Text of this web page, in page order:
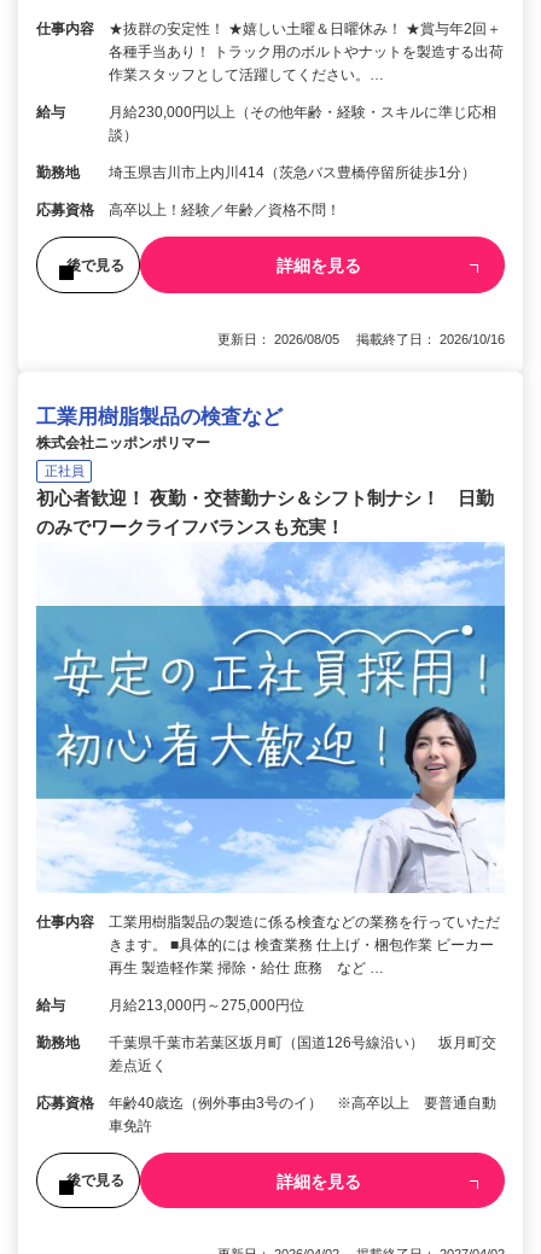
仕事内容
★抜群の安定性！ ★嬉しい土曜＆日曜休み！ ★賞与年2回＋
各種手当あり！ トラック用のボルトやナットを製造する出荷
作業スタッフとして活躍してください。…
給与
月給230,000円以上（その他年齢・経験・スキルに準じ応相
談）
勤務地 埼玉県吉川市上内川414（茨急バス豊橋停留所徒歩1分）
応募資格 高卒以上！経験／年齢／資格不問！
後で見る 詳細を見る
更新日： 2026/08/05 掲載終了日： 2026/10/16
工業用樹脂製品の検査など
株式会社ニッポンポリマー
正社員
初心者歓迎！ 夜勤・交替勤ナシ＆シフト制ナシ！ 日勤
のみでワークライフバランスも充実！
仕事内容
工業用樹脂製品の製造に係る検査などの業務を行っていただ
きます。 ■具体的には 検査業務 仕上げ・梱包作業 ビーカー
再生 製造軽作業 掃除・給仕 庶務 など …
給与 月給213,000円～275,000円位
勤務地
千葉県千葉市若葉区坂月町（国道126号線沿い） 坂月町交
差点近く
応募資格
年齢40歳迄（例外事由3号のイ） ※高卒以上 要普通自動
車免許
後で見る 詳細を見る